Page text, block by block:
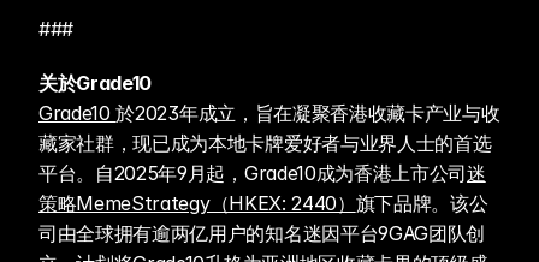
###
关於Grade10
Grade10 於2023年成立，旨在凝聚香港收藏卡产业与收
藏家社群，现已成为本地卡牌爱好者与业界人士的首选
平台。自2025年9月起，Grade10成为香港上市公司迷
策略MemeStrategy（HKEX: 2440） 旗下品牌。该公
司由全球拥有逾两亿用户的知名迷因平台9GAG团队创